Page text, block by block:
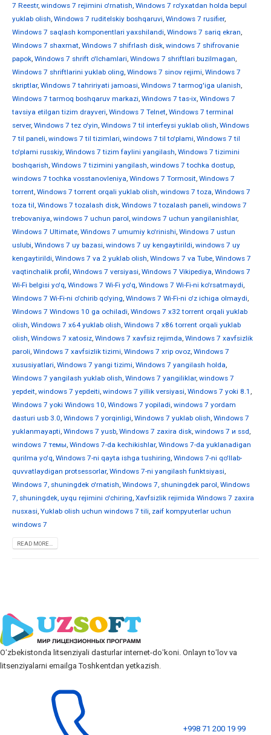
7 Reestr, windows 7 rejimini o'rnatish, Windows 7 ro'yxatdan holda bepul
yuklab olish, Windows 7 ruditelskiy boshqaruvi, Windows 7 rusifier,
Windows 7 saqlash komponentlari yaxshilandi, Windows 7 sariq ekran,
Windows 7 shaxmat, Windows 7 shifrlash disk, windows 7 shifrovanie
papok, Windows 7 shrift o'lchamlari, Windows 7 shriftlari buzilmagan,
Windows 7 shriftlarini yuklab oling, Windows 7 sinov rejimi, Windows 7
skriptlar, Windows 7 tahririyati jamoasi, Windows 7 tarmog'iga ulanish,
Windows 7 tarmoq boshqaruv markazi, Windows 7 tas-ix, Windows 7
tavsiya etilgan tizim drayveri, Windows 7 Telnet, Windows 7 terminal
server, Windows 7 tez o'yin, Windows 7 til interfeysi yuklab olish, Windows
7 til paneli, windows 7 til tizimlari, windows 7 til to'plami, Windows 7 til
to'plami russkiy, Windows 7 tizim faylini yangilash, Windows 7 tizimini
boshqarish, Windows 7 tizimini yangilash, windows 7 tochka dostup,
windows 7 tochka vosstanovleniya, Windows 7 Tormosit, Windows 7
torrent, Windows 7 torrent orqali yuklab olish, windows 7 toza, Windows 7
toza til, Windows 7 tozalash disk, Windows 7 tozalash paneli, windows 7
trebovaniya, windows 7 uchun parol, windows 7 uchun yangilanishlar,
Windows 7 Ultimate, Windows 7 umumiy ko'rinishi, Windows 7 ustun
uslubi, Windows 7 uy bazasi, windows 7 uy kengaytirildi, windows 7 uy
kengaytirildi, Windows 7 va 2 yuklab olish, Windows 7 va Tube, Windows 7
vaqtinchalik profil, Windows 7 versiyasi, Windows 7 Vikipediya, Windows 7
Wi-Fi belgisi yo'q, Windows 7 Wi-Fi yo'q, Windows 7 Wi-Fi-ni ko'rsatmaydi,
Windows 7 Wi-Fi-ni o'chirib qo'ying, Windows 7 Wi-Fi-ni o'z ichiga olmaydi,
Windows 7 Windows 10 ga ochiladi, Windows 7 x32 torrent orqali yuklab
olish, Windows 7 x64 yuklab olish, Windows 7 x86 torrent orqali yuklab
olish, Windows 7 xatosiz, Windows 7 xavfsiz rejimda, Windows 7 xavfsizlik
paroli, Windows 7 xavfsizlik tizimi, Windows 7 xrip ovoz, Windows 7
xususiyatlari, Windows 7 yangi tizimi, Windows 7 yangilash holda,
Windows 7 yangilash yuklab olish, Windows 7 yangiliklar, windows 7
yepdeit, windows 7 yepdeiti, windows 7 yillik versiyasi, Windows 7 yoki 8.1 ,
Windows 7 yoki Windows 10, Windows 7 yopiladi, windows 7 yordam
dasturi usb 3.0, Windows 7 yorqinligi, Windows 7 yuklab olish, Windows 7
yuklanmayapti, Windows 7 yusb, Windows 7 zaxira disk, windows 7 и ssd,
windows 7 темы, Windows 7-da kechikishlar, Windows 7-da yuklanadigan
qurilma yo'q, Windows 7-ni qayta ishga tushiring, Windows 7-ni qo'llab-
quvvatlaydigan protsessorlar, Windows 7-ni yangilash funktsiyasi,
Windows 7, shuningdek o'rnatish, Windows 7, shuningdek parol, Windows
7, shuningdek, uyqu rejimini o'chiring, Xavfsizlik rejimida Windows 7 zaxira
nusxasi, Yuklab olish uchun windows 7 tili, zaif kompyuterlar uchun
windows 7
READ MORE...
Oʻzbekistonda litsenziyali dasturlar internet-doʻkoni. Onlayn toʻlov va
litsenziyalarni emailga Toshkentdan yetkazish.
+998 71 200 19 99